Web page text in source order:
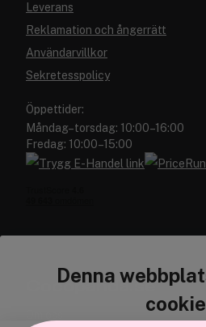
Denna
Leverans
Reklamation och ångerrätt
Användarvillkor
Sekretesspolicy
Öppettider:
Måndag–torsdag: 10:00–16:00
Fredag: 10:00–15:00
Cocopanda.se